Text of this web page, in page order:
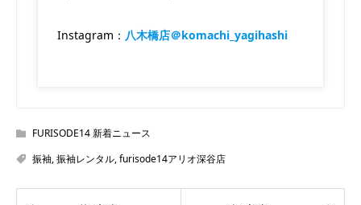
Instagram： 八木橋店＠komachi_yagihashi
FURISODE14 新着ニュース
振袖,振袖レンタル,furisode14アリオ深谷店